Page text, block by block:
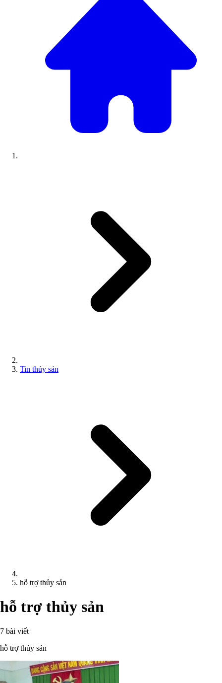
Tin thủy sản
hỗ trợ thủy sản
hỗ trợ thủy sản
7 bài viết
hỗ trợ thủy sản